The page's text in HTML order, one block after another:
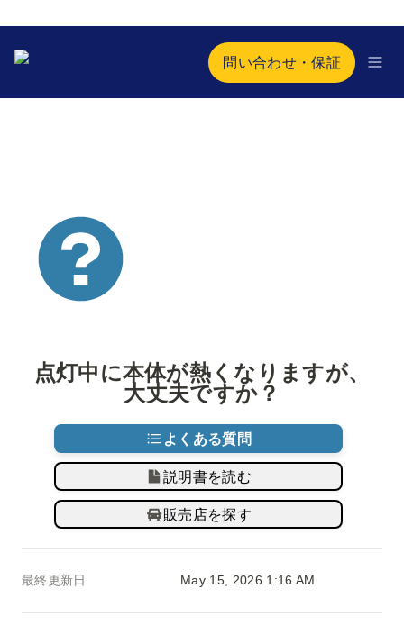
問い合わせ・保証
点灯中に本体が熱くなりますが、
大丈夫ですか？
よくある質問
説明書を読む
販売店を探す
最終更新日 May 15, 2026 1:16 AM